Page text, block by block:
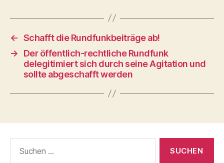
← Schafft die Rundfunkbeiträge ab!
→
Der öffentlich-rechtliche Rundfunk
delegitimiert sich durch seine Agitation und
sollte abgeschafft werden
nach: